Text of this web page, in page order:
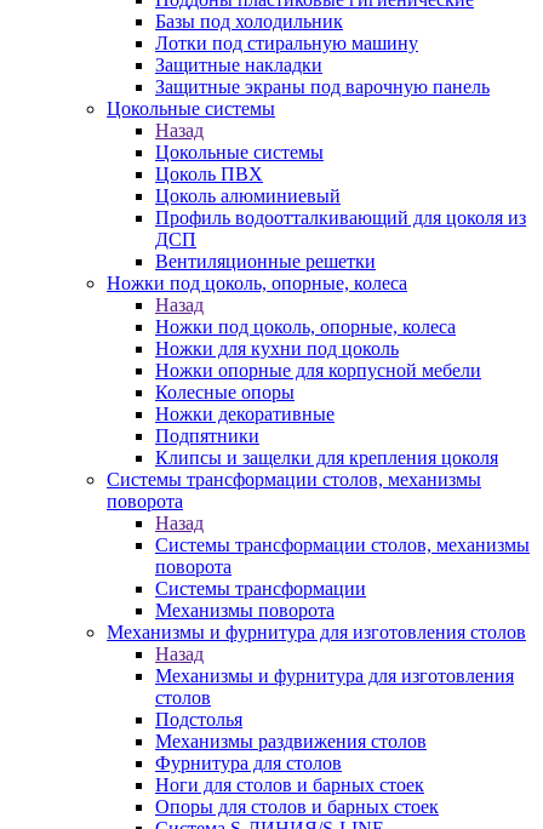
Базы под холодильник
Лотки под стиральную машину
Защитные накладки
Защитные экраны под варочную панель
Цокольные системы
Назад
Цокольные системы
Цоколь ПВХ
Цоколь алюминиевый
Профиль водоотталкивающий для цоколя из
ДСП
Вентиляционные решетки
Ножки под цоколь, опорные, колеса
Назад
Ножки под цоколь, опорные, колеса
Ножки для кухни под цоколь
Ножки опорные для корпусной мебели
Колесные опоры
Ножки декоративные
Подпятники
Клипсы и защелки для крепления цоколя
Системы трансформации столов, механизмы
поворота
Назад
Системы трансформации столов, механизмы
поворота
Системы трансформации
Механизмы поворота
Механизмы и фурнитура для изготовления столов
Назад
Механизмы и фурнитура для изготовления
столов
Подстолья
Механизмы раздвижения столов
Фурнитура для столов
Ноги для столов и барных стоек
Опоры для столов и барных стоек